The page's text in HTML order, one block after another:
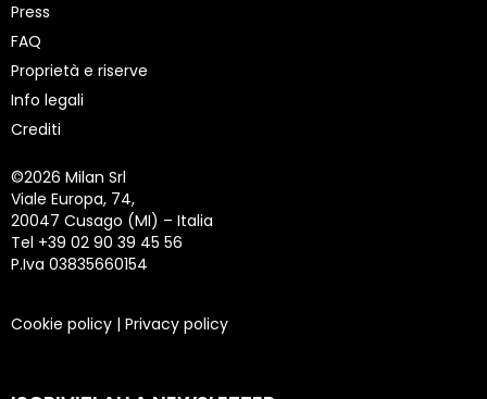
Press
FAQ
Proprietà e riserve
Info legali
Crediti
©2026 Milan Srl
Viale Europa, 74,
20047 Cusago (MI) – Italia
Tel +39 02 90 39 45 56
P.Iva 03835660154
Cookie policy | Privacy policy